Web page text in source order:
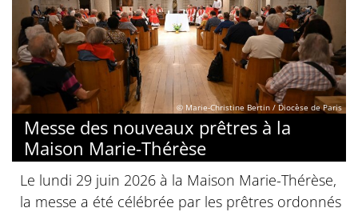
© Marie-Christine Bertin / Diocèse de Paris
Messe des nouveaux prêtres à la
Maison Marie-Thérèse
Le lundi 29 juin 2026 à la Maison Marie-Thérèse,
la messe a été célébrée par les prêtres ordonnés